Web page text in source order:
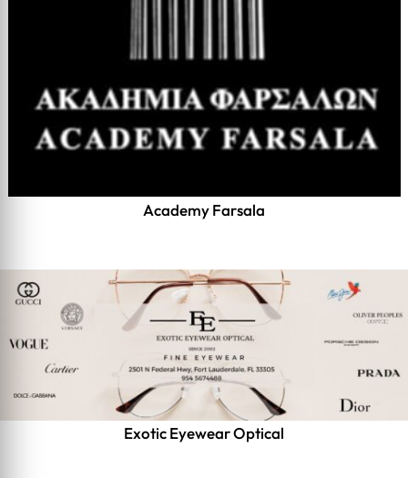
Academy Farsala
Exotic Eyewear Optical